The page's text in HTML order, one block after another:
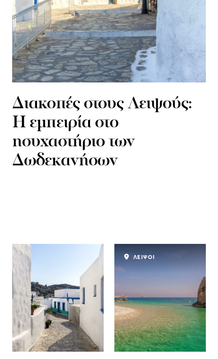
Διακοπές στους Λειψούς:
Η εμπειρία στο
ησυχαστήριο των
Δωδεκανήσων
ΛΕΙΨΟΙ